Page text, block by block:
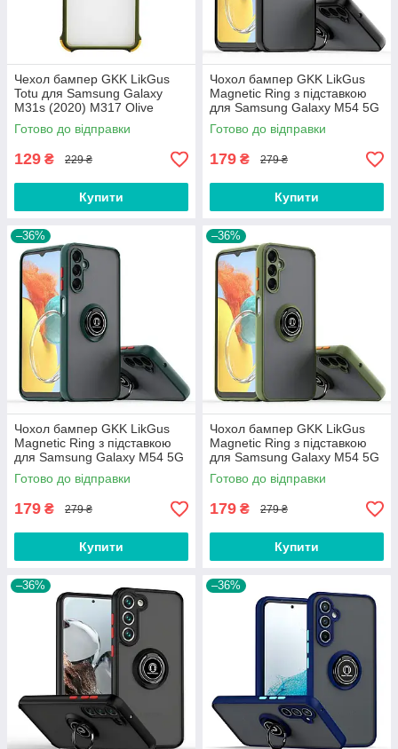
Чехол бампер GKK LikGus
Totu для Samsung Galaxy
M31s (2020) M317 Olive
Готово до відправки
129 ₴ 229 ₴
Купити
Чохол бампер GKK LikGus
Magnetic Ring з підставкою
для Samsung Galaxy M54 5G
M546 Black
Готово до відправки
179 ₴ 279 ₴
Купити
–36%
Чохол бампер GKK LikGus
Magnetic Ring з підставкою
для Samsung Galaxy M54 5G
M546 Green
Готово до відправки
179 ₴ 279 ₴
Купити
–36%
Чохол бампер GKK LikGus
Magnetic Ring з підставкою
для Samsung Galaxy M54 5G
M546 Olive
Готово до відправки
179 ₴ 279 ₴
Купити
–36% –36%